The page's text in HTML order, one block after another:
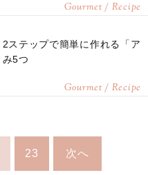
Gourmet / Recipe
ステップで簡単に作れる「ア
5つ
Gourmet / Recipe
23 次へ